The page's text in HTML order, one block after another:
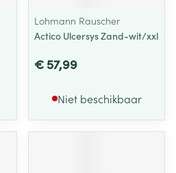
Lohmann Rauscher
Actico Ulcersys Zand-wit/xxl
€ 57,99
Niet beschikbaar